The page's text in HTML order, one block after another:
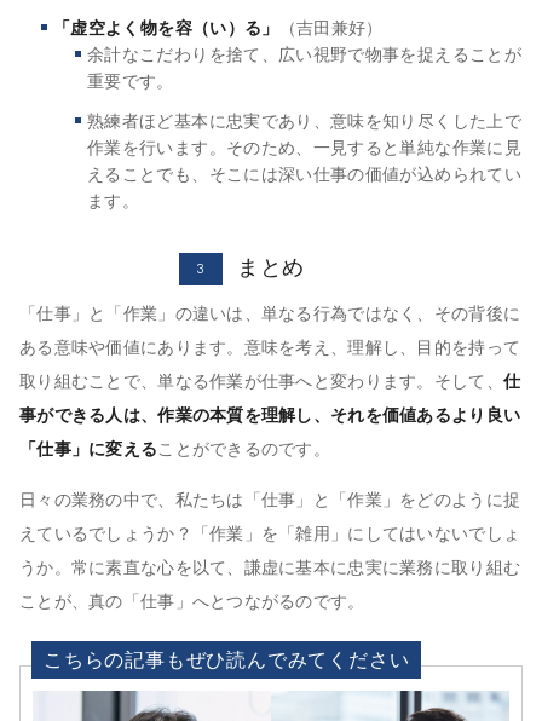
「虚空よく物を容（い）る」
（吉田兼好）
余計なこだわりを捨て、広い視野で物事を捉えることが
重要です。
熟練者ほど基本に忠実であり、意味を知り尽くした上で
作業を行います。そのため、一見すると単純な作業に見
えることでも、そこには深い仕事の価値が込められてい
ます。
3 まとめ
「仕事」と「作業」の違いは、単なる行為ではなく、その背後に
ある意味や価値にあります。意味を考え、理解し、目的を持って
取り組むことで、単なる作業が仕事へと変わります。そして、 仕
事ができる人は、作業の本質を理解し、それを価値あるより良い
「仕事」に変えることができるのです。
日々の業務の中で、私たちは「仕事」と「作業」をどのように捉
えているでしょうか？「作業」を「雑用」にしてはいないでしょ
うか。常に素直な心を以て、謙虚に基本に忠実に業務に取り組む
ことが、真の「仕事」へとつながるのです。
こちらの記事もぜひ読んでみてください